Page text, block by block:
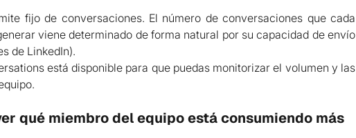
fijo de conversaciones. El número de conversaciones que cada
viene determinado de forma natural por su capacidad de envío
de LinkedIn).
está disponible para que puedas monitorizar el volumen y las
qué miembro del equipo está consumiendo más